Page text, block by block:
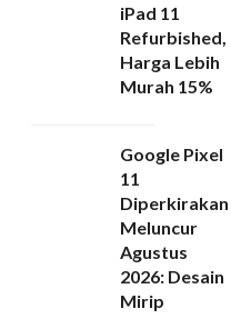
iPad 11
Refurbished,
Harga Lebih
Murah 15%
Google Pixel
11
Diperkirakan
Meluncur
Agustus
2026: Desain
Mirip